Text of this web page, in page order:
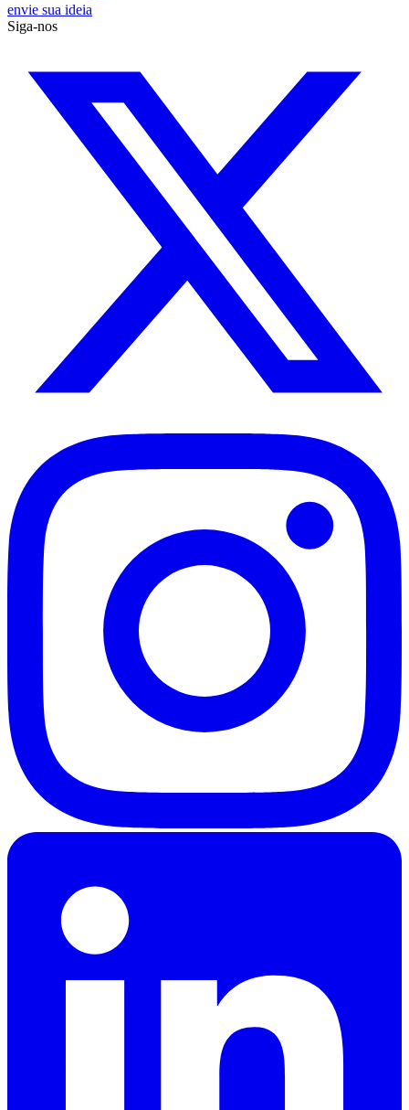
envie sua ideia
Siga-nos